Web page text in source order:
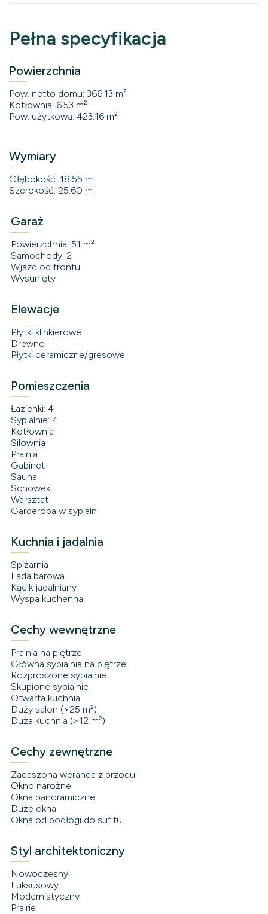
Pełna specyfikacja
Powierzchnia
Pow. netto domu: 366.13 m²
Kotłownia: 6.53 m²
Pow. użytkowa: 423.16 m²
Wymiary
Głębokość: 18.55 m
Szerokość: 25.60 m
Garaż
Powierzchnia: 51 m²
Samochody: 2
Wjazd od frontu
Wysunięty
Elewacje
Płytki klinkierowe
Drewno
Płytki ceramiczne/gresowe
Pomieszczenia
Łazienki: 4
Sypialnie: 4
Kotłownia
Silownia
Pralnia
Gabinet
Sauna
Schowek
Warsztat
Garderoba w sypialni
Kuchnia i jadalnia
Spiżarnia
Lada barowa
Kącik jadalniany
Wyspa kuchenna
Cechy wewnętrzne
Pralnia na piętrze
Główna sypialnia na piętrze
Rozproszone sypialnie
Skupione sypialnie
Otwarta kuchnia
Duży salon (>25 m²)
Duża kuchnia (>12 m²)
Cechy zewnętrzne
Zadaszona weranda z przodu
Okno narożne
Okna panoramiczne
Duże okna
Okna od podłogi do sufitu
Styl architektoniczny
Nowoczesny
Luksusowy
Modernistyczny
Prairie